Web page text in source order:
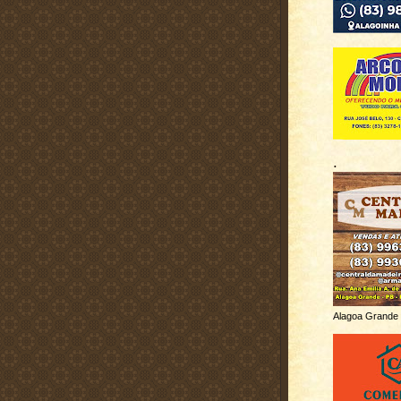
.
Alagoa Grande